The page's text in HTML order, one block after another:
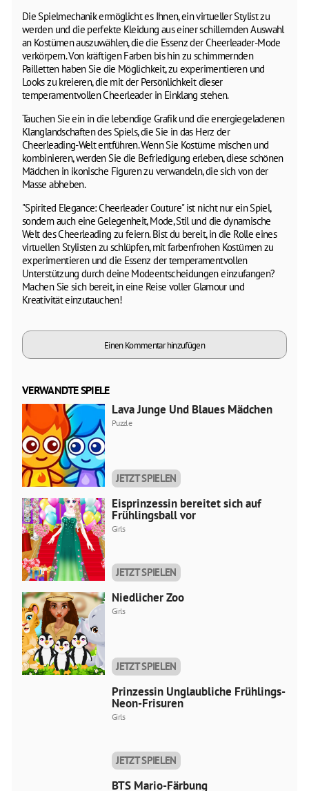
Die Spielmechanik ermöglicht es Ihnen, ein virtueller Stylist zu
werden und die perfekte Kleidung aus einer schillernden Auswahl
an Kostümen auszuwählen, die die Essenz der Cheerleader-Mode
verkörpern. Von kräftigen Farben bis hin zu schimmernden
Pailletten haben Sie die Möglichkeit, zu experimentieren und
Looks zu kreieren, die mit der Persönlichkeit dieser
temperamentvollen Cheerleader in Einklang stehen.
Tauchen Sie ein in die lebendige Grafik und die energiegeladenen
Klanglandschaften des Spiels, die Sie in das Herz der
Cheerleading-Welt entführen. Wenn Sie Kostüme mischen und
kombinieren, werden Sie die Befriedigung erleben, diese schönen
Mädchen in ikonische Figuren zu verwandeln, die sich von der
Masse abheben.
"Spirited Elegance: Cheerleader Couture" ist nicht nur ein Spiel,
sondern auch eine Gelegenheit, Mode, Stil und die dynamische
Welt des Cheerleading zu feiern. Bist du bereit, in die Rolle eines
virtuellen Stylisten zu schlüpfen, mit farbenfrohen Kostümen zu
experimentieren und die Essenz der temperamentvollen
Unterstützung durch deine Modeentscheidungen einzufangen?
Machen Sie sich bereit, in eine Reise voller Glamour und
Kreativität einzutauchen!
Einen Kommentar hinzufügen
VERWANDTE SPIELE
Lava Junge Und Blaues Mädchen
Puzzle
JETZT SPIELEN
Eisprinzessin bereitet sich auf
Frühlingsball vor
Girls
JETZT SPIELEN
Niedlicher Zoo
Girls
JETZT SPIELEN
Prinzessin Unglaubliche Frühlings-
Neon-Frisuren
Girls
JETZT SPIELEN
BTS Mario-Färbung